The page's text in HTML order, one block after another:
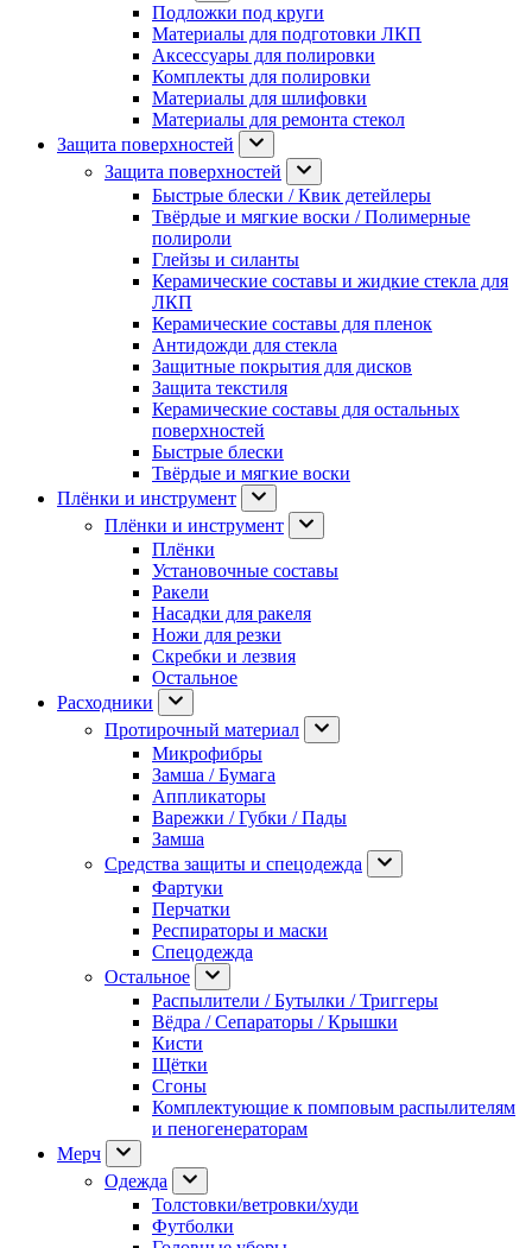
Подложки под круги
Материалы для подготовки ЛКП
Аксессуары для полировки
Комплекты для полировки
Материалы для шлифовки
Материалы для ремонта стекол
Защита поверхностей
Защита поверхностей
Быстрые блески / Квик детейлеры
Твёрдые и мягкие воски / Полимерные
полироли
Глейзы и силанты
Керамические составы и жидкие стекла для
ЛКП
Керамические составы для пленок
Антидожди для стекла
Защитные покрытия для дисков
Защита текстиля
Керамические составы для остальных
поверхностей
Быстрые блески
Твёрдые и мягкие воски
Плёнки и инструмент
Плёнки и инструмент
Плёнки
Установочные составы
Ракели
Насадки для ракеля
Ножи для резки
Скребки и лезвия
Остальное
Расходники
Протирочный материал
Микрофибры
Замша / Бумага
Аппликаторы
Варежки / Губки / Пады
Замша
Средства защиты и спецодежда
Фартуки
Перчатки
Респираторы и маски
Спецодежда
Остальное
Распылители / Бутылки / Триггеры
Вёдра / Сепараторы / Крышки
Кисти
Щётки
Сгоны
Комплектующие к помповым распылителям
и пеногенераторам
Мерч
Одежда
Толстовки/ветровки/худи
Футболки